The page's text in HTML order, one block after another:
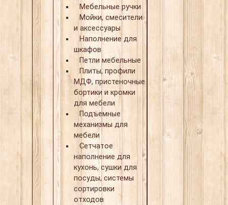
Мебельные ручки
Мойки, смесители
и аксессуары
Наполнение для
шкафов
Петли мебельные
Плиты, профили
МДФ, пристеночные
бортики и кромки
для мебели
Подъемные
механизмы для
мебели
Сетчатое
наполнение для
кухонь, сушки для
посуды, системы
сортировки
отходов